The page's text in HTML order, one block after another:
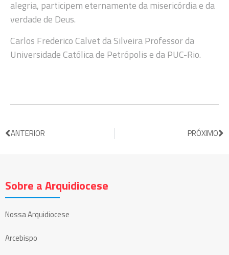
alegria, participem eternamente da misericórdia e da
verdade de Deus.
Carlos Frederico Calvet da Silveira Professor da
Universidade Católica de Petrópolis e da PUC-Rio.
ANTERIOR PRÓXIMO
Sobre a Arquidiocese
Nossa Arquidiocese
Arcebispo